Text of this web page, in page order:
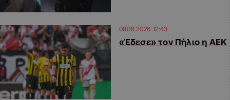
09.08.2026 12:43
«Έδεσε» τον Πήλιο η ΑΕΚ